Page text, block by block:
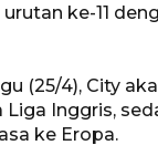
ke-11
(25/4), City
Inggris,
ke Eropa.